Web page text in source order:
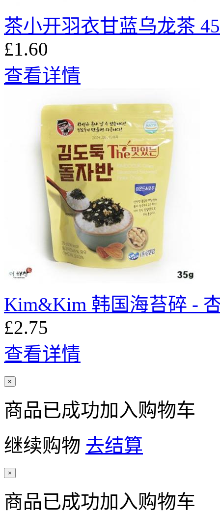
茶小开羽衣甘蓝乌龙茶
£1.60
查看详情
Kim&Kim 韩国海苔碎 -
£2.75
查看详情
×
商品已成功加入购物车
继续购物 去结算
×
商品已成功加入购物车